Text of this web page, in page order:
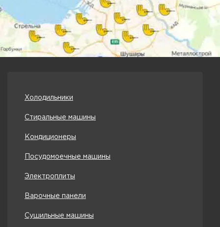
Холодильники
Стиральные машины
Кондиционеры
Посудомоечные машины
Электроплиты
Варочные панели
Сушильные машины